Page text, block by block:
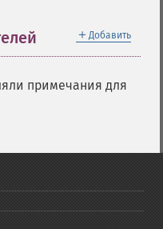
＋ Добавить
примечания для